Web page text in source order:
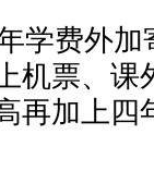
学费外
机票、
再加上四